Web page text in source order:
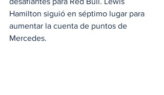
Hamilton siguió en séptimo lugar para
aumentar la cuenta de puntos de
Mercedes.